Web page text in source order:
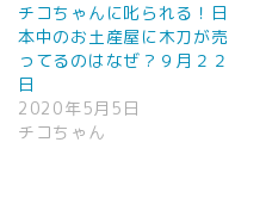
チコちゃんに叱られる！日
本中のお土産屋に木刀が売
ってるのはなぜ？９月２２
日
2020年5月5日
チコちゃん